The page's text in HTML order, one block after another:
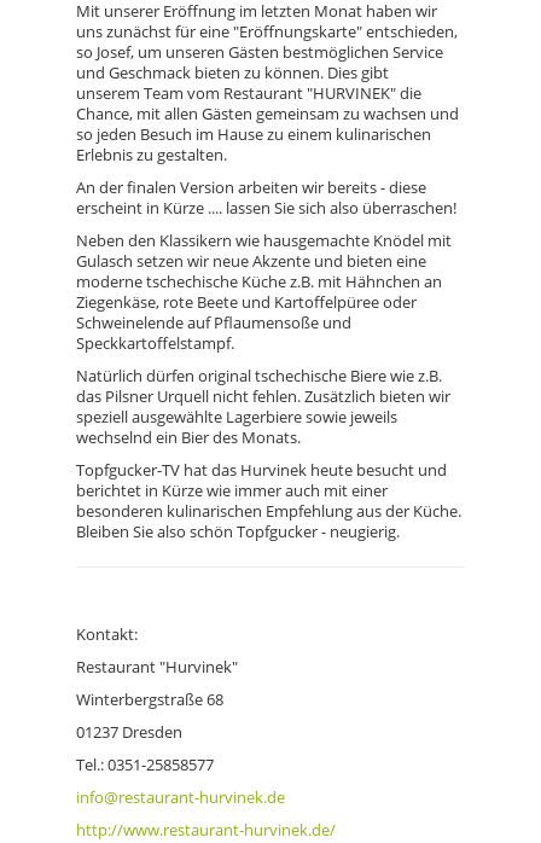
Mit unserer Eröffnung im letzten Monat haben wir
uns zunächst für eine "Eröffnungskarte" entschieden,
so Josef, um unseren Gästen bestmöglichen Service
und Geschmack bieten zu können. Dies gibt
unserem Team vom Restaurant "HURVINEK" die
Chance, mit allen Gästen gemeinsam zu wachsen und
so jeden Besuch im Hause zu einem kulinarischen
Erlebnis zu gestalten.
An der finalen Version arbeiten wir bereits - diese
erscheint in Kürze .... lassen Sie sich also überraschen!
Neben den Klassikern wie hausgemachte Knödel mit
Gulasch setzen wir neue Akzente und bieten eine
moderne tschechische Küche z.B. mit Hähnchen an
Ziegenkäse, rote Beete und Kartoffelpüree oder
Schweinelende auf Pflaumensoße und
Speckkartoffelstampf.
Natürlich dürfen original tschechische Biere wie z.B.
das Pilsner Urquell nicht fehlen. Zusätzlich bieten wir
speziell ausgewählte Lagerbiere sowie jeweils
wechselnd ein Bier des Monats.
Topfgucker-TV hat das Hurvinek heute besucht und
berichtet in Kürze wie immer auch mit einer
besonderen kulinarischen Empfehlung aus der Küche.
Bleiben Sie also schön Topfgucker - neugierig.
Kontakt:
Restaurant "Hurvinek"
Winterbergstraße 68
01237 Dresden
Tel.: 0351-25858577
info@restaurant-hurvinek.de
http://www.restaurant-hurvinek.de/